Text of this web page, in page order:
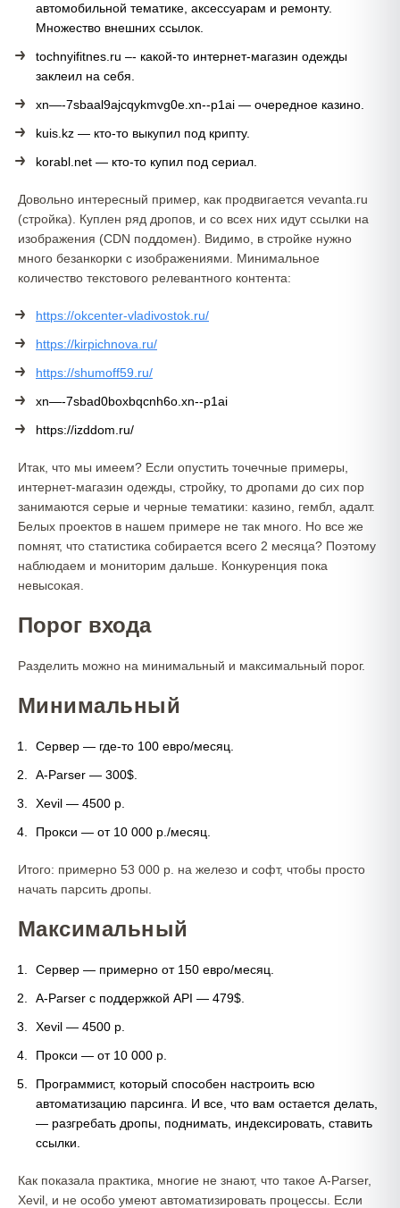
автомобильной тематике, аксессуарам и ремонту.
Множество внешних ссылок.
tochnyifitnes.ru –- какой-то интернет-магазин одежды
заклеил на себя.
xn—-7sbaal9ajcqykmvg0e.xn--p1ai — очередное казино.
kuis.kz — кто-то выкупил под крипту.
korabl.net — кто-то купил под сериал.
Довольно интересный пример, как продвигается vevanta.ru
(стройка). Куплен ряд дропов, и со всех них идут ссылки на
изображения (CDN поддомен). Видимо, в стройке нужно
много безанкорки с изображениями. Минимальное
количество текстового релевантного контента:
https://okcenter-vladivostok.ru/
https://kirpichnova.ru/
https://shumoff59.ru/
xn—-7sbad0boxbqcnh6o.xn--p1ai
https://izddom.ru/
Итак, что мы имеем? Если опустить точечные примеры,
интернет-магазин одежды, стройку, то дропами до сих пор
занимаются серые и черные тематики: казино, гембл, адалт.
Белых проектов в нашем примере не так много. Но все же
помнят, что статистика собирается всего 2 месяца? Поэтому
наблюдаем и мониторим дальше. Конкуренция пока
невысокая.
Порог входа
Разделить можно на минимальный и максимальный порог.
Минимальный
Сервер — где-то 100 евро/месяц.
A-Parser — 300$.
Xevil — 4500 р.
Прокси — от 10 000 р./месяц.
Итого: примерно 53 000 р. на железо и софт, чтобы просто
начать парсить дропы.
Максимальный
Сервер — примерно от 150 евро/месяц.
A-Parser с поддержкой API — 479$.
Xevil — 4500 р.
Прокси — от 10 000 р.
Программист, который способен настроить всю
автоматизацию парсинга. И все, что вам остается делать,
— разгребать дропы, поднимать, индексировать, ставить
ссылки.
Как показала практика, многие не знают, что такое A-Parser,
Xevil, и не особо умеют автоматизировать процессы. Если